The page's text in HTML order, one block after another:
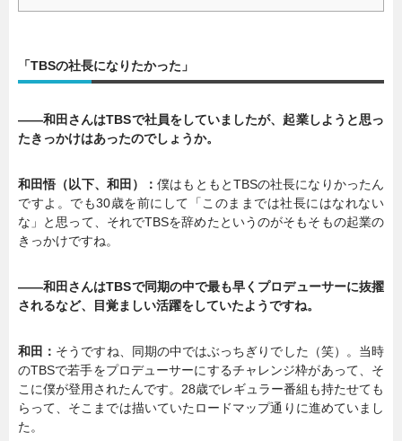
「TBSの社長になりたかった」
――和田さんはTBSで社員をしていましたが、起業しようと思っ
たきっかけはあったのでしょうか。
和田悟（以下、和田）：僕はもともとTBSの社長になりかったん
ですよ。でも30歳を前にして「このままでは社長にはなれない
な」と思って、それでTBSを辞めたというのがそもそもの起業の
きっかけですね。
――和田さんはTBSで同期の中で最も早くプロデューサーに抜擢
されるなど、目覚ましい活躍をしていたようですね。
和田： そうですね、同期の中ではぶっちぎりでした（笑）。当時
のTBSで若手をプロデューサーにするチャレンジ枠があって、そ
こに僕が登用されたんです。28歳でレギュラー番組も持たせても
らって、そこまでは描いていたロードマップ通りに進めていまし
た。